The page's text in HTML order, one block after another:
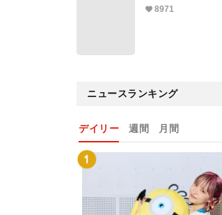
8971
ニュースランキング
デイリー 週間 月間